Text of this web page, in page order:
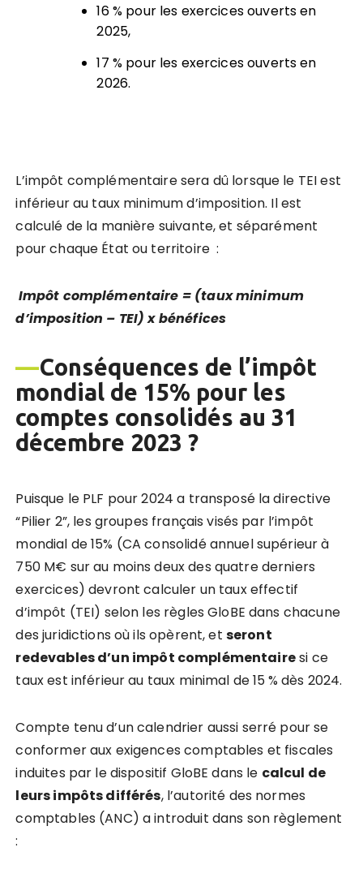
16 % pour les exercices ouverts en
2025,
17 % pour les exercices ouverts en
2026.
L’impôt complémentaire sera dû lorsque le TEI est
inférieur au taux minimum d’imposition. Il est
calculé de la manière suivante, et séparément
pour chaque État ou territoire :
Impôt complémentaire = (taux minimum
d’imposition – TEI) x bénéfices
—Conséquences de l’impôt
mondial de 15% pour les
comptes consolidés au 31
décembre 2023 ?
Puisque le PLF pour 2024 a transposé la directive
“Pilier 2”, les groupes français visés par l’impôt
mondial de 15% (CA consolidé annuel supérieur à
750 M€ sur au moins deux des quatre derniers
exercices) devront calculer un taux effectif
d’impôt (TEI) selon les règles GloBE dans chacune
des juridictions où ils opèrent, et seront
redevables d’un impôt complémentairesi ce
taux est inférieur au taux minimal de 15 % dès 2024.
Compte tenu d’un calendrier aussi serré pour se
conformer aux exigences comptables et fiscales
induites par le dispositif GloBE dans le calcul de
leurs impôts différés, l’autorité des normes
comptables (ANC) a introduit dans son règlement
: